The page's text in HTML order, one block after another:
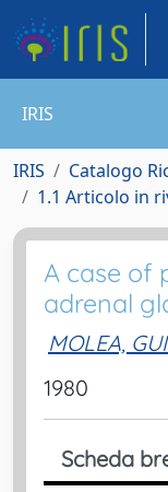
IRIS
IRIS Catalogo
1.1 Articolo in
A case of
adrenal
MOLEA,
1980
Scheda